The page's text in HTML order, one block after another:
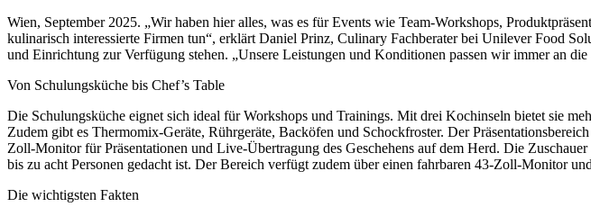
Wien, September 2025. „Wir haben hier alles, was es für Events wie Team-Workshops,
kulinarisch interessierte Firmen tun“, erklärt Daniel Prinz, Culinary Fachberater bei Unilever Food
und Einrichtung zur Verfügung stehen. „Unsere Leistungen und Konditionen passen wir immer an
Von Schulungsküche bis Chef’s Table
Die Schulungsküche eignet sich ideal für Workshops und Trainings. Mit drei Kochinseln bietet sie
Zudem gibt es Thermomix-Geräte, Rührgeräte, Backöfen und Schockfroster. Der
Zoll-Monitor für Präsentationen und Live-Übertragung des Geschehens auf dem Herd. Die
bis zu acht Personen gedacht ist. Der Bereich verfügt zudem über einen fahrbaren 43-Zoll-Monitor
Die wichtigsten Fakten